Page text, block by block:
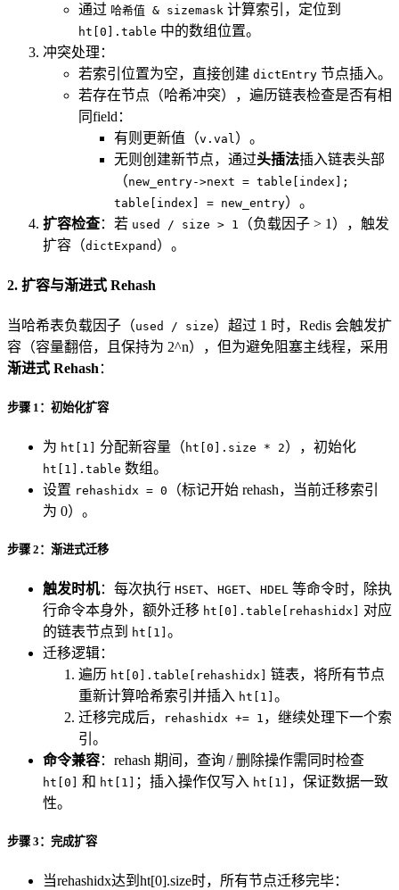
通过 哈希值 & sizemask 计算索引，定位到
ht[0].table 中的数组位置。
冲突处理：
若索引位置为空，直接创建 dictEntry 节点插入。
若存在节点（哈希冲突），遍历链表检查是否有相
同field：
有则更新值（v.val ）。
无则创建新节点，通过头插法插入链表头部
（new_entry->next = table[index];
table[index] = new_entry）。
扩容检查：若 used / size > 1
（负载因子 > 1），触发
扩容（dictExpand ）。
2. 扩容与渐进式 Rehash
当哈希表负载因子（used / size）超过 1 时，Redis 会触发扩
容（容量翻倍，且保持为 2^n），但为避免阻塞主线程，采用
渐进式 Rehash：
步骤 1：初始化扩容
为 ht[1] 分配新容量（ ht[0].size * 2），初始化
ht[1].table 数组。
设置 rehashidx = 0
（标记开始 rehash，当前迁移索引
为 0）。
步骤 2：渐进式迁移
触发时机：每次执行 HSET、 HGET、 HDEL 等命令时，除执
行命令本身外，额外迁移 ht[0].table[rehashidx]
对应
的链表节点到
ht[1] 。
迁移逻辑：
遍历 ht[0].table[rehashidx]
链表，将所有节点
重新计算哈希索引并插入 ht[1] 。
迁移完成后，
rehashidx += 1 ，继续处理下一个索
引。
命令兼容：rehash 期间，查询 / 删除操作需同时检查
ht[0] 和 ht[1] ；插入操作仅写入 ht[1]
，保证数据一致
性。
步骤 3：完成扩容
当rehashidx达到ht[0].size时，所有节点迁移完毕：